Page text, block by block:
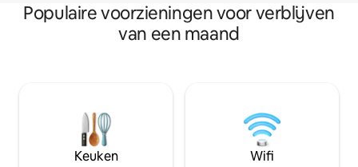
Populaire voorzieningen voor verblijven
van een maand
Keuken Wifi